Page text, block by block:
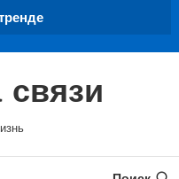
связи